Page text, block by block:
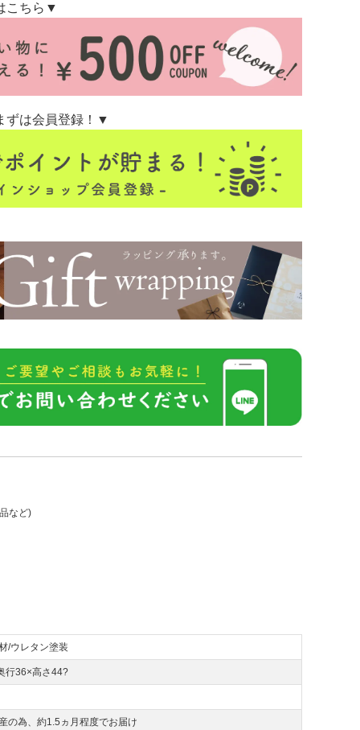
こちら▼
ずは会員登録！▼
など)
/ウレタン塗装
行36×高さ44?
の為、約1.5ヵ月程度でお届け